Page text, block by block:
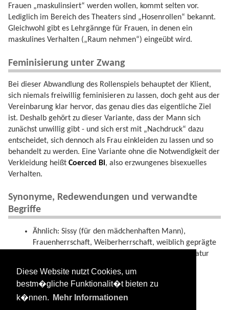
Diese Website nutzt Cookies, um
bestm�gliche Funktionalit�t bieten zu
k�nnen.
Mehr Informationen
Frauen „maskulinsiert“ werden wollen, kommt selten vor.
Lediglich im Bereich des Theaters sind „Hosenrollen“ bekannt.
Gleichwohl gibt es Lehrgännge für Frauen, in denen ein
maskulines Verhalten („Raum nehmen“) eingeübt wird.
Feminisierung unter Zwang
Bei dieser Abwandlung des Rollenspiels behauptet der Klient,
sich niemals freiwillig feminisieren zu lassen, doch geht aus der
Vereinbarung klar hervor, das genau dies das eigentliche Ziel
ist. Deshalb gehört zu dieser Variante, dass der Mann sich
zunächst unwillig gibt - und sich erst mit „Nachdruck“ dazu
entscheidet, sich dennoch als Frau einkleiden zu lassen und so
behandelt zu werden. Eine Variante ohne die Notwendigkeit der
Verkleidung heißt Coerced Bi, also erzwungenes bisexuelles
Verhalten.
Synonyme, Redewendungen und verwandte
Begriffe
Ähnlich: Sissy (für den mädchenhaften Mann),
Frauenherrschaft, Weiberherrschaft, weiblich geprägte
, in der Literatur
In Relation:Pegging,Strap-On,
Damenwäscheträger, Transvestit.